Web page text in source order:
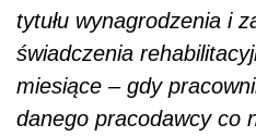
tytułu wynagrodzenia i
świadczenia
miesiące – gdy
danego pracodawcy co